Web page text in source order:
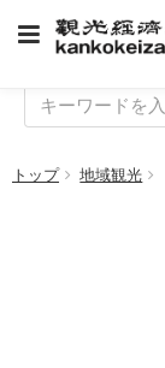
トップ 地域観光